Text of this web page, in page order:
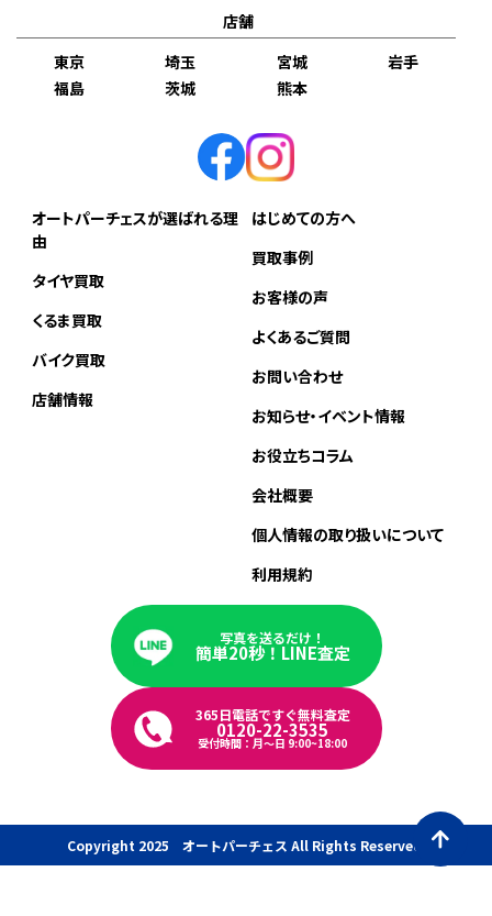
店舗
東京
埼玉 宮城
岩手
福島
茨城 熊本
オートパーチェスが選ばれる理
由
タイヤ買取
くるま買取
バイク買取
店舗情報
はじめての方へ
買取事例
お客様の声
よくあるご質問
お問い合わせ
お知らせ・イベント情報
お役立ちコラム
会社概要
個人情報の取り扱いについて
利用規約
写真を送るだけ！
簡単20秒！LINE査定
365日電話ですぐ無料査定
0120-22-3535
受付時間：月〜日 9:00~18:00
Copyright 2025 オートパーチェス All Rights Reserved.